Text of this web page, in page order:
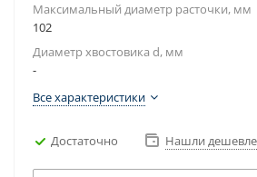
Максимальный диаметр расточки, мм
102
Диаметр хвостовика d, мм
-
Все характеристики
Достаточно Нашли